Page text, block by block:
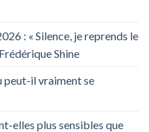
: « Silence, je reprends le
Shine
peut-il vraiment se
elles plus sensibles que